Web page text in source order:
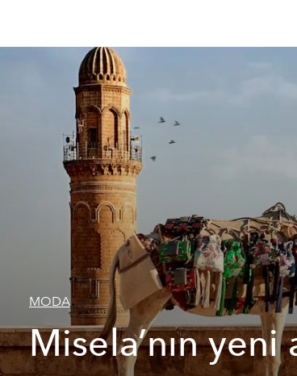
MODA
Misela’nın yeni